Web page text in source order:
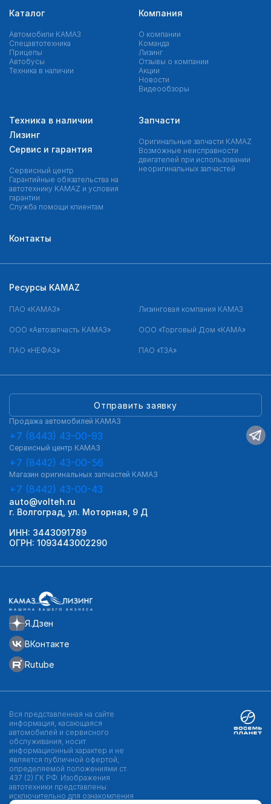
Каталог
Автомобили КАМАЗ
Спецавтотехника
Прицепы
Автобусы
Техника в наличии
Компания
О компании
Команда
Лизинг
Отзывы о компании
Акции
Новости
Видеообзоры
Техника в наличии
Лизинг
Сервис и гарантия
Сервисный центр
Гарантийные обязательства на
автотехнику KAMAZ и условия
гарантии
Служба помощи клиентам
Запчасти
Оригинальные запчасти КAMAZ
Возможные неисправности
двигателей при использовании
неоригинальных запчастей
Контакты
Я.Дзен
ВКонтакте
Rutube
Отправить заявку
Продажа автомобилей КАМАЗ
+7 (8443) 43-00-93
Сервисный центр КАМАЗ
+7 (8442) 43-00-56
Магазин оригинальных запчастей КАМАЗ
+7 (8442) 43-00-43
auto@volteh.ru
г. Волгоград, ул. Моторная, 9 Д
ИНН: 3443091789
ОГРН: 1093443002290
Ресурсы KAMAZ
ПАО «КАМАЗ» Лизинговая компания КАМАЗ
ООО «Автозапчасть КАМАЗ» ООО «Торговый Дом «КАМА»
ПАО «НЕФАЗ» ПАО «ТЗА»
Вся представленная на сайте
информация, касающаяся
автомобилей и сервисного
обслуживания, носит
информационный характер и не
является публичной офертой,
определяемой положениями ст.
437 (2) ГК РФ. Изображения
автотехники представлены
исключительно для ознакомления